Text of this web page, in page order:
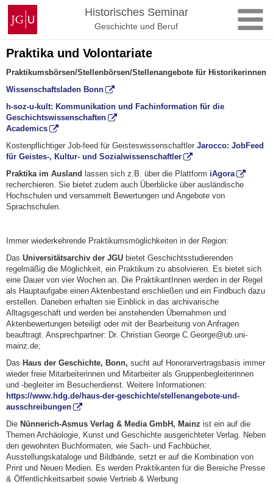
Zum
Inhalt
springen
Johannes
Gutenberg-
Universität
Mainz
Historisches Seminar
Geschichte und Beruf
Praktika und Volontariate
Praktikumsbörsen/Stellenbörsen/Stellenangebote für Historikerinnen
Wissenschaftsladen Bonn
h-soz-u-kult: Kommunikation und Fachinformation für die
Geschichtswissenschaften
Academics
Kostenpflichtiger Job-feed für Geisteswissenschaftler Jarocco: JobFeed
für Geistes-, Kultur- und Sozialwissenschaftler
Praktika im Ausland lassen sich z.B. über die Plattform iAgora
recherchieren. Sie bietet zudem auch Überblicke über ausländische
Hochschulen und versammelt Bewertungen und Angebote von
Sprachschulen.
Immer wiederkehrende Praktikumsmöglichkeiten in der Region:
Das Universitätsarchiv der JGU bietet Geschichtsstudierenden
regelmäßig die Möglichkeit, ein Praktikum zu absolvieren. Es bietet sich
eine Dauer von vier Wochen an. Die PraktikantInnen werden in der Regel
als Hauptaufgabe einen Aktenbestand erschließen und ein Findbuch dazu
erstellen. Daneben erhalten sie Einblick in das archivarische
Alltagsgeschäft und werden bei anstehenden Übernahmen und
Aktenbewertungen beteiligt oder mit der Bearbeitung von Anfragen
beauftragt. Ansprechpartner: Dr. Christian George C.George@ub.uni-
mainz.de;
Das Haus der Geschichte, Bonn, sucht auf Honorarvertragsbasis immer
wieder freie Mitarbeiterinnen und Mitarbeiter als Gruppenbegleiterinnen
und -begleiter im Besucherdienst. Weitere Informationen:
https://www.hdg.de/haus-der-geschichte/stellenangebote-und-
ausschreibungen
Die Nünnerich-Asmus Verlag & Media GmbH, Mainz ist ein auf die
Themen Archäologie, Kunst und Geschichte ausgerichteter Verlag. Neben
den gewohnten Buchformaten, wie Sach- und Fachbücher,
Ausstellungskataloge und Bildbände, setzt er auf die Kombination von
Print und Neuen Medien. Es werden Praktikanten für die Bereiche Presse
& Öffentlichkeitsarbeit sowie Vertrieb & Werbung